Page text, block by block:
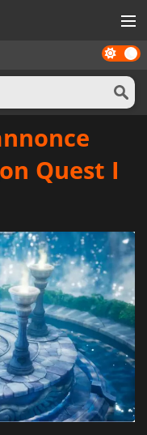
Dark
mode
Quest I